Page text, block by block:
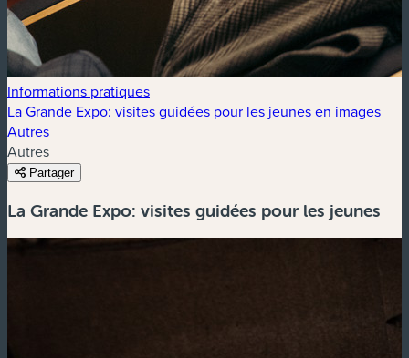
Informations pratiques
La Grande Expo: visites guidées pour les jeunes en images
Autres
Autres
Partager
La Grande Expo: visites guidées pour les jeunes